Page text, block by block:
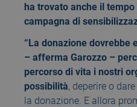
ha trovato anche il
campagna di
“La donazione dovrebbe
– afferma Garozzo –
percorso di vita i nostri
possibilità, deperire o
la donazione. E allora